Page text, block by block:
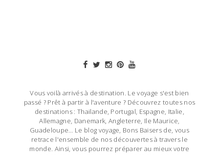
Vous voilà arrivés à destination. Le voyage s'est bien
passé ? Prêt à partir à l'aventure ? Découvrez toutes nos
destinations : Thailande, Portugal, Espagne, Italie,
Allemagne, Danemark, Angleterre, Ile Maurice,
Guadeloupe… Le blog voyage, Bons Baisers de, vous
retrace l'ensemble de nos découvertes à travers le
monde. Ainsi, vous pourrez préparer au mieux votre